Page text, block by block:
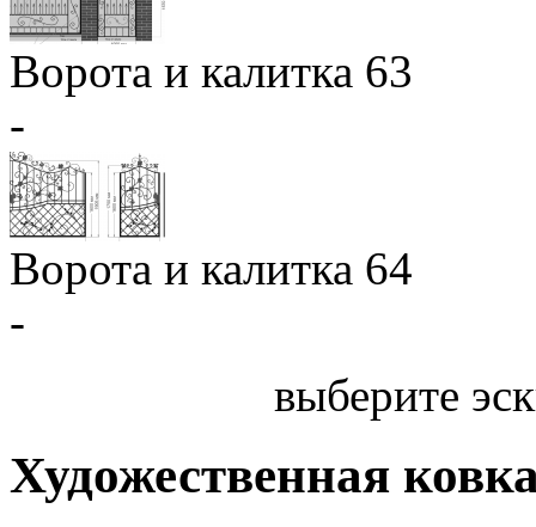
Ворота и калитка 63
-
Ворота и калитка 64
-
выберите
Художественная